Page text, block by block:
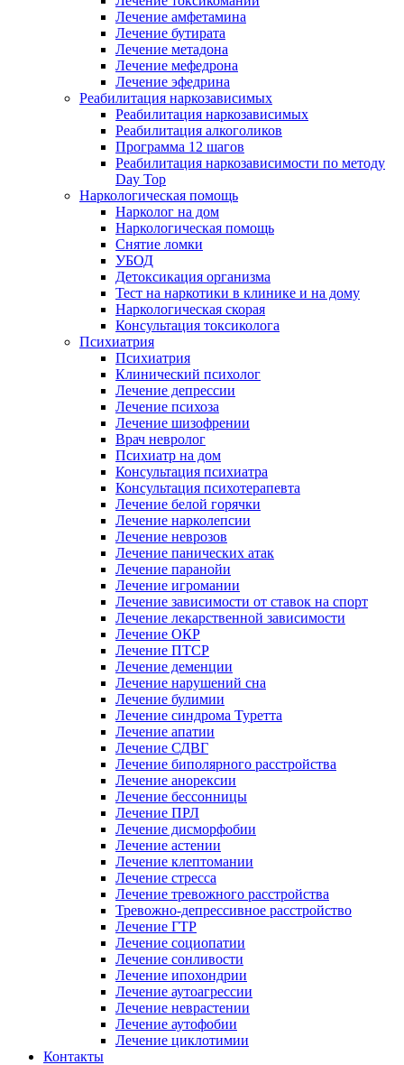
Лечение амфетамина
Лечение бутирата
Лечение метадона
Лечение мефедрона
Лечение эфедрина
Реабилитация наркозависимых
Реабилитация наркозависимых
Реабилитация алкоголиков
Программа 12 шагов
Реабилитация наркозависимости по методу
Day Top
Наркологическая помощь
Нарколог на дом
Наркологическая помощь
Снятие ломки
УБОД
Детоксикация организма
Тест на наркотики в клинике и на дому
Наркологическая скорая
Консультация токсиколога
Психиатрия
Психиатрия
Клинический психолог
Лечение депрессии
Лечение психоза
Лечение шизофрении
Врач невролог
Психиатр на дом
Консультация психиатра
Консультация психотерапевта
Лечение белой горячки
Лечение нарколепсии
Лечение неврозов
Лечение панических атак
Лечение паранойи
Лечение игромании
Лечение зависимости от ставок на спорт
Лечение лекарственной зависимости
Лечение ОКР
Лечение ПТСР
Лечение деменции
Лечение нарушений сна
Лечение булимии
Лечение синдрома Туретта
Лечение апатии
Лечение СДВГ
Лечение биполярного расстройства
Лечение анорексии
Лечение бессонницы
Лечение ПРЛ
Лечение дисморфобии
Лечение астении
Лечение клептомании
Лечение стресса
Лечение тревожного расстройства
Тревожно-депрессивное расстройство
Лечение ГТР
Лечение социопатии
Лечение сонливости
Лечение ипохондрии
Лечение аутоагрессии
Лечение неврастении
Лечение аутофобии
Лечение циклотимии
Контакты